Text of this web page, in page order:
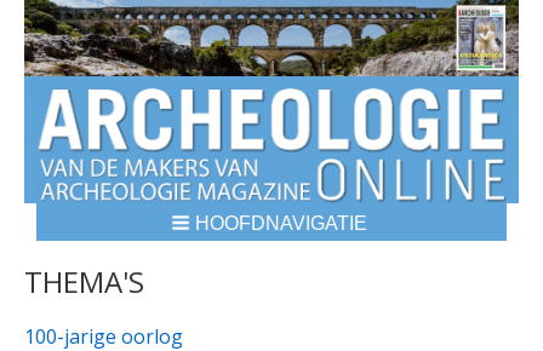
HOOFDNAVIGATIE
THEMA'S
100-jarige oorlog